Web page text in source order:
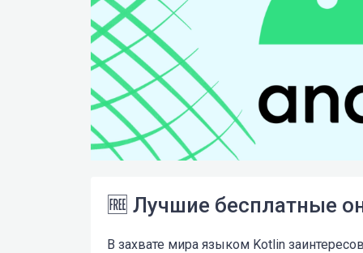
🆓 Лучшие бесплатные
В захвате мира языком Kotlin